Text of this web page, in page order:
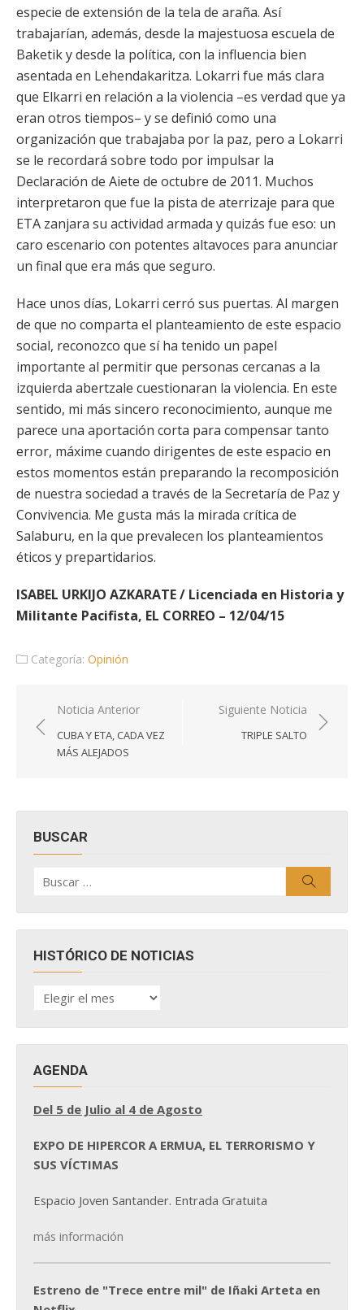
especie de extensión de la tela de araña. Así
trabajarían, además, desde la majestuosa escuela de
Baketik y desde la política, con la influencia bien
asentada en Lehendakaritza. Lokarri fue más clara
que Elkarri en relación a la violencia –es verdad que ya
eran otros tiempos– y se definió como una
organización que trabajaba por la paz, pero a Lokarri
se le recordará sobre todo por impulsar la
Declaración de Aiete de octubre de 2011. Muchos
interpretaron que fue la pista de aterrizaje para que
ETA zanjara su actividad armada y quizás fue eso: un
caro escenario con potentes altavoces para anunciar
un final que era más que seguro.
Hace unos días, Lokarri cerró sus puertas. Al margen
de que no comparta el planteamiento de este espacio
social, reconozco que sí ha tenido un papel
importante al permitir que personas cercanas a la
izquierda abertzale cuestionaran la violencia. En este
sentido, mi más sincero reconocimiento, aunque me
parece una aportación corta para compensar tanto
error, máxime cuando dirigentes de este espacio en
estos momentos están preparando la recomposición
de nuestra sociedad a través de la Secretaría de Paz y
Convivencia. Me gusta más la mirada crítica de
Salaburu, en la que prevalecen los planteamientos
éticos y prepartidarios.
ISABEL URKIJO AZKARATE / Licenciada en Historia y
Militante Pacifista, EL CORREO – 12/04/15
Categoría: Opinión
Navegación
de
entradas
Noticia Anterior
CUBA Y ETA, CADA VEZ
MÁS ALEJADOS
Siguiente Noticia
TRIPLE SALTO
BUSCAR
por:
HISTÓRICO DE NOTICIAS
HISTÓRICO
DE
AGENDA
Del 5 de Julio al 4 de Agosto
EXPO DE HIPERCOR A ERMUA, EL TERRORISMO Y
SUS VÍCTIMAS
Espacio Joven Santander. Entrada Gratuita
más información
Estreno de "Trece entre mil" de Iñaki Arteta en